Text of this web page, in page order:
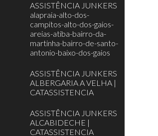
ASSISTÊNCIA JUNKERS
alapraia-alto-dos-
campitos-alto-dos-gaios-
areias-atiba-bairro-da-
martinha-bairro-de-santo-
antonio-baixo-dos-gaios
ASSISTÊNCIA JUNKERS
ALBERGARIA A VELHA |
CATASSISTENCIA
ASSISTÊNCIA JUNKERS
ALCABIDECHE |
CATASSISTENCIA